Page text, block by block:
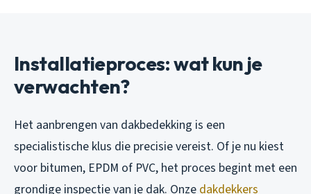
Installatieproces: wat kun je
verwachten?
Het aanbrengen van dakbedekking is een
specialistische klus die precisie vereist. Of je nu kiest
voor bitumen, EPDM of PVC, het proces begint met een
grondige inspectie van je dak. Onze dakdekkers